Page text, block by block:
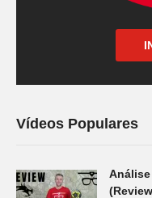
Vídeos Populares
Análise